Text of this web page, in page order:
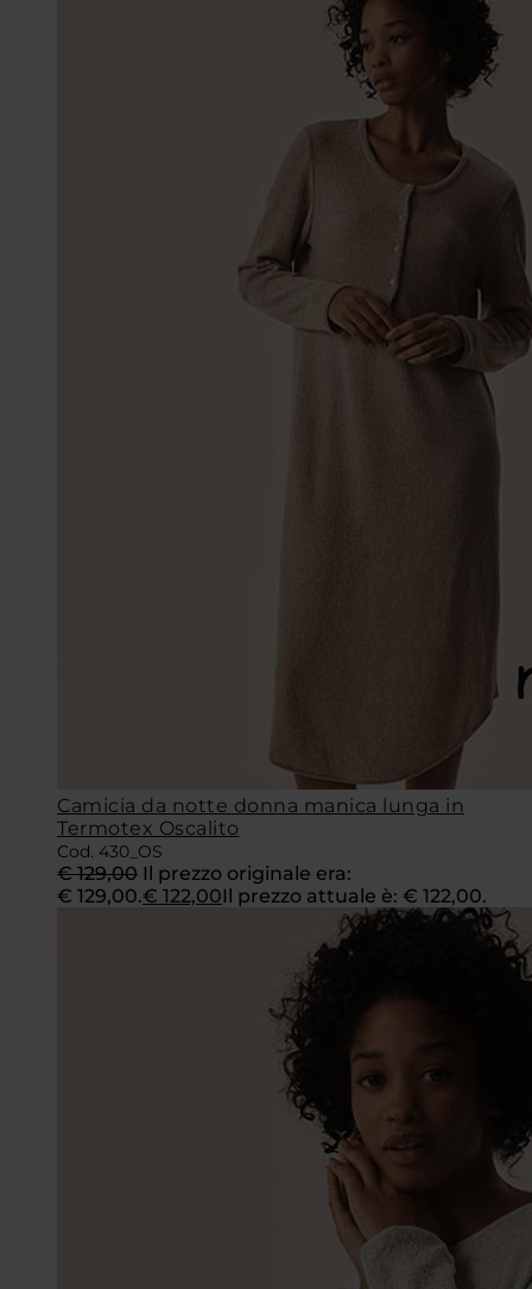
Camicia da notte donna manica lunga in
Termotex Oscalito
Cod. 430_OS
€129,00 Il prezzo originale era:
€ 129,00.€ 122,00Il prezzo attuale è: € 122,00.